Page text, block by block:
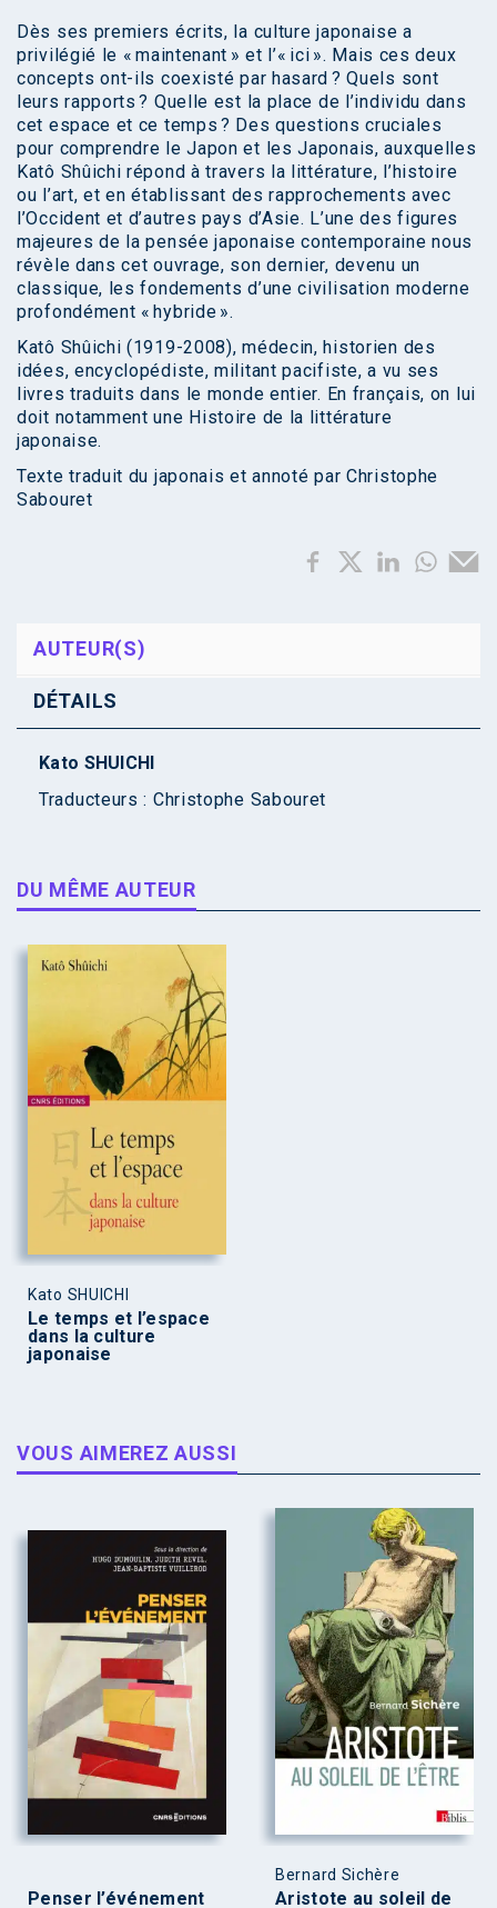
Dès ses premiers écrits, la culture japonaise a
privilégié le « maintenant » et l’« ici ». Mais ces deux
concepts ont-ils coexisté par hasard ? Quels sont
leurs rapports ? Quelle est la place de l’individu dans
cet espace et ce temps ? Des questions cruciales
pour comprendre le Japon et les Japonais, auxquelles
Katô Shûichi répond à travers la littérature, l’histoire
ou l’art, et en établissant des rapprochements avec
l’Occident et d’autres pays d’Asie. L’une des figures
majeures de la pensée japonaise contemporaine nous
révèle dans cet ouvrage, son dernier, devenu un
classique, les fondements d’une civilisation moderne
profondément « hybride ».
Katô Shûichi (1919-2008), médecin, historien des
idées, encyclopédiste, militant pacifiste, a vu ses
livres traduits dans le monde entier. En français, on lui
doit notamment une Histoire de la littérature
japonaise.
Texte traduit du japonais et annoté par Christophe
Sabouret
AUTEUR(S)
DÉTAILS
Kato SHUICHI
Traducteurs : Christophe Sabouret
DU MÊME AUTEUR
Kato SHUICHI
Le temps et l’espace
dans la culture
japonaise
VOUS AIMEREZ AUSSI
Penser l’événement
Bernard Sichère
Aristote au soleil de